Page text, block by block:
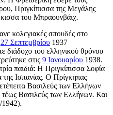
Πριγκίπισσα της Μεγάλης
του Μπραουνβάιχ.
κολεγιακές σπουδές στο
27 Σεπτεμβρίου 1937
διάδοχο του ελληνικού θρόνου
στις 9 Ιανουαρίου 1938.
παιδιά: Η Πριγκίπισσα Σοφία
Ισπανίας. Ο Πρίγκηπας
Βασιλεύς των Ελλήνων
Βασιλεύς των Ελλήνων. Και
1942).